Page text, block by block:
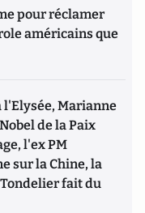
pour réclamer
américains que
l'Elysée, Marianne
de la Paix
l'ex PM
sur la Chine, la
fait du